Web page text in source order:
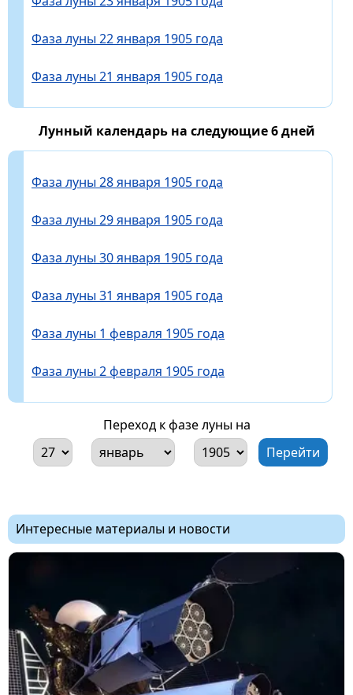
Фаза луны 22 января 1905 года
Фаза луны 21 января 1905 года
Лунный календарь на следующие 6 дней
Фаза луны 28 января 1905 года
Фаза луны 29 января 1905 года
Фаза луны 30 января 1905 года
Фаза луны 31 января 1905 года
Фаза луны 1 февраля 1905 года
Фаза луны 2 февраля 1905 года
Переход к фазе луны на
Интересные материалы и новости